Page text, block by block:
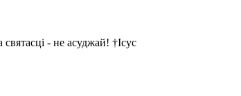
- не асуджай! †Ісус